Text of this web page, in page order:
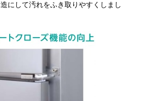
にして汚れをふき取りやすくしまし